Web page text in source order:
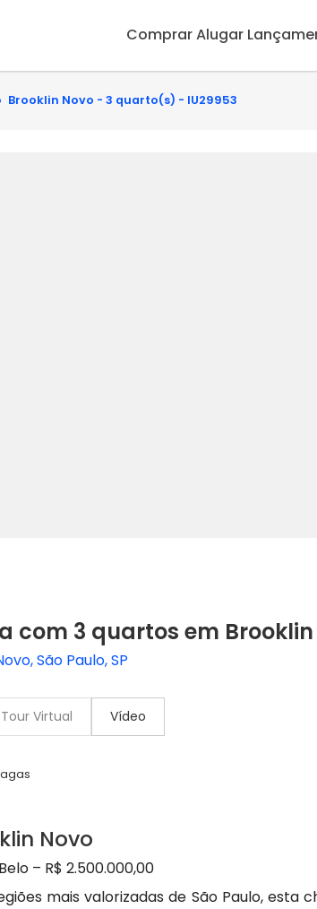
ComprarAlugar
Brooklin Novo - 3 quarto(s) - IU29953
com 3 quartos em Brooklin
São Paulo, SP
Tour Virtual Vídeo
Novo
– R$ 2.500.000,00
mais valorizadas de São Paulo, esta